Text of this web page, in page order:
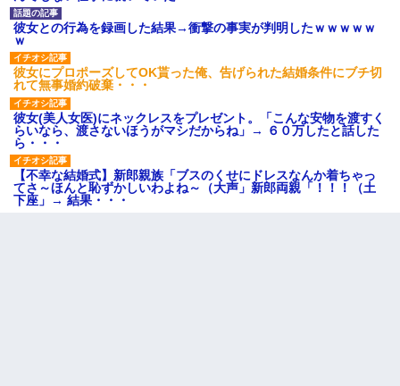
彼女との行為を録画した結果→衝撃の事実が判明したｗｗｗｗｗ
ｗ
彼女にプロポーズしてOK貰った俺、告げられた結婚条件にブチ切
れて無事婚約破棄・・・
彼女(美人女医)にネックレスをプレゼント。「こんな安物を渡すく
らいなら、渡さないほうがマシだからね」→ ６０万したと話した
ら・・・
【不幸な結婚式】新郎親族「ブスのくせにドレスなんか着ちゃっ
てさ～ほんと恥ずかしいわよね～（大声」新郎両親「！！！（土
下座」→ 結果・・・